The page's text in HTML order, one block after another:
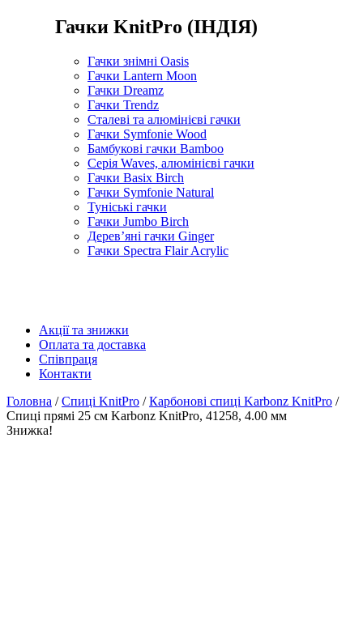
Гачки KnitPro (ІНДІЯ)
Гачки знімні Oasis
Гачки Lantern Moon
Гачки Dreamz
Гачки Trendz
Сталеві та алюмінієві гачки
Гачки Symfonie Wood
Бамбукові гачки Bamboo
Серія Waves, алюмінієві гачки
Гачки Basix Birch
Гачки Symfonie Natural
Туніські гачки
Гачки Jumbo Birch
Дерев’яні гачки Ginger
Гачки Spectra Flair Acrylic
Акції та знижки
Оплата та доставка
Співпраця
Контакти
Головна /Спиці KnitPro /Карбонові спиці Karbonz KnitPro /
Спиці прямі 25 см Karbonz KnitPro, 41258, 4.00 мм
Знижка!